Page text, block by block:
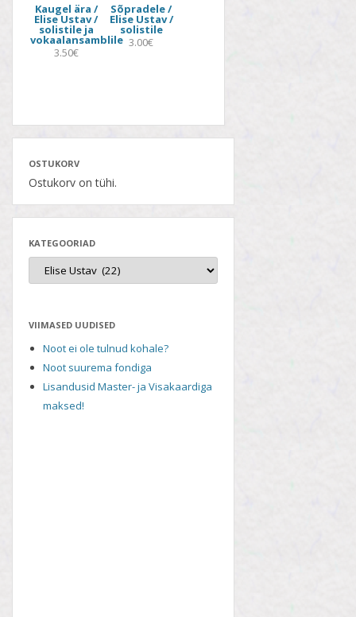
Kaugel ära /
Elise Ustav /
solistile ja
vokaalansamblile
3.50€
Sõpradele /
Elise Ustav /
solistile
3.00€
OSTUKORV
Ostukorv on tühi.
KATEGOORIAD
VIIMASED UUDISED
Noot ei ole tulnud kohale?
Noot suurema fondiga
Lisandusid Master- ja Visakaardiga
maksed!